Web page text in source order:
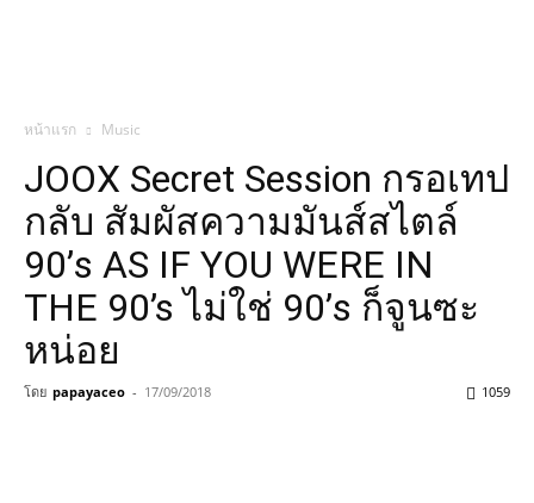
หน้าแรก Music
JOOX Secret Session กรอเทป
กลับ สัมผัสความมันส์สไตล์
90’s AS IF YOU WERE IN
THE 90’s ไม่ใช่ 90’s ก็จูนซะ
หน่อย
โดย papayaceo - 17/09/2018 1059